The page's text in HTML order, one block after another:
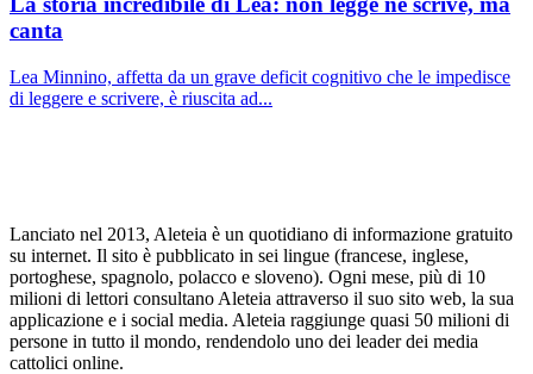
canta
Lea Minnino, affetta da un grave deficit cognitivo che le impedisce
di leggere e scrivere, è riuscita ad...
Lanciato nel 2013, Aleteia è un quotidiano di informazione gratuito
su internet. Il sito è pubblicato in sei lingue (francese, inglese,
portoghese, spagnolo, polacco e sloveno). Ogni mese, più di 10
milioni di lettori consultano Aleteia attraverso il suo sito web, la sua
applicazione e i social media. Aleteia raggiunge quasi 50 milioni di
persone in tutto il mondo, rendendolo uno dei leader dei media
cattolici online.